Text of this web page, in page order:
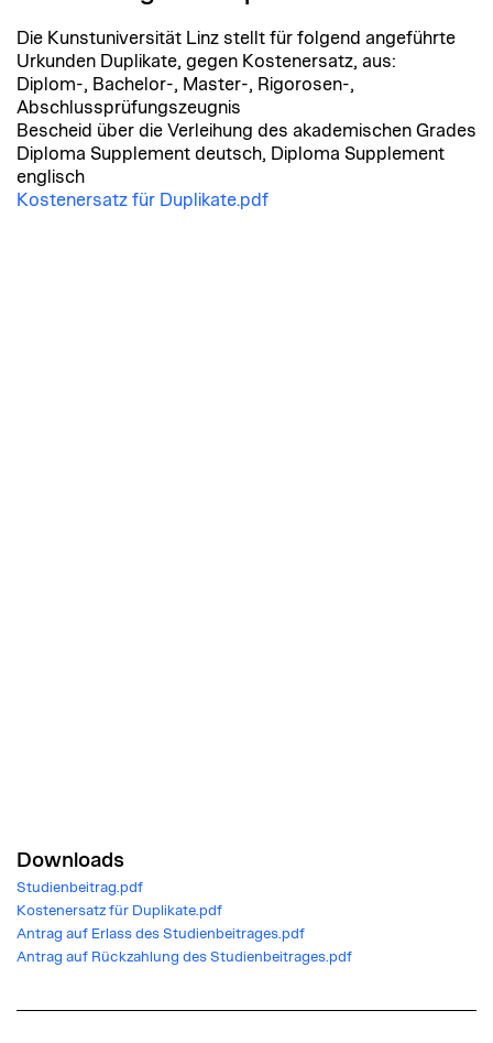
Die Kunstuniversität Linz stellt für folgend angeführte
Urkunden Duplikate, gegen Kostenersatz, aus:
Diplom-, Bachelor-, Master-, Rigorosen-,
Abschlussprüfungszeugnis
Bescheid über die Verleihung des akademischen Grades
Diploma Supplement deutsch, Diploma Supplement
englisch
Kostenersatz für Duplikate.pdf
Downloads
Studienbeitrag.pdf
Kostenersatz für Duplikate.pdf
Antrag auf Erlass des Studienbeitrages.pdf
Antrag auf Rückzahlung des Studienbeitrages.pdf